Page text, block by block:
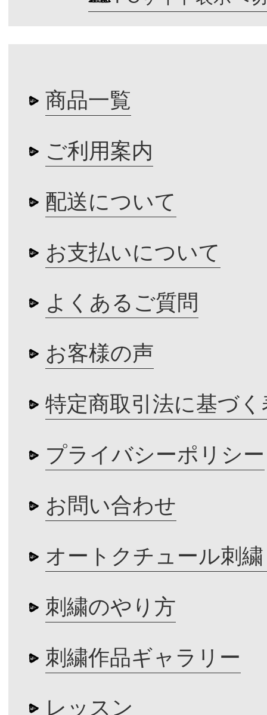
商品一覧
ご利用案内
配送について
お支払いについて
よくあるご質問
お客様の声
特定商取引法に基づく
プライバシーポリシー
お問い合わせ
オートクチュール刺
刺繍のやり方
刺繍作品ギャラリー
レッスン